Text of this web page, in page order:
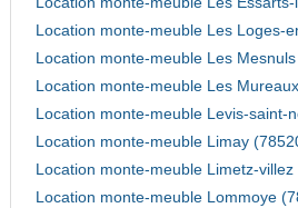
Location monte-meuble Les Loges-
Location monte-meuble Les
Location monte-meuble Les
Location monte-meuble Levis-saint-
Location monte-meuble Limay
Location monte-meuble Limetz-villez
Location monte-meuble Lommoye